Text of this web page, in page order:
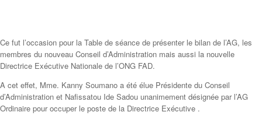
Ce fut l’occasion pour la Table de séance de présenter le bilan de l’AG, les
membres du nouveau Conseil d’Administration mais aussi la nouvelle
Directrice Exécutive Nationale de l’ONG FAD.
A cet effet, Mme. Kanny Soumano a été élue Présidente du Conseil
d’Administration et Nafissatou Ide Sadou unanimement désignée par l’AG
Ordinaire pour occuper le poste de la Directrice Exécutive .